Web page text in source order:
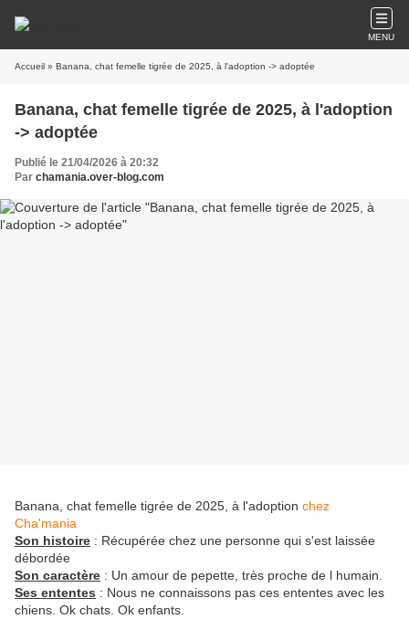
MENU
Accueil » Banana, chat femelle tigrée de 2025, à l'adoption -> adoptée
Banana, chat femelle tigrée de 2025, à l'adoption
-> adoptée
Publié le 21/04/2026 à 20:32
Par chamania.over-blog.com
Banana, chat femelle tigrée de 2025, à l'adoption chez
Cha'mania
Son histoire : Récupérée chez une personne qui s'est laissée
débordée
Son caractère : Un amour de pepette, très proche de l humain.
Ses ententes : Nous ne connaissons pas ces ententes avec les
chiens. Ok chats. Ok enfants.